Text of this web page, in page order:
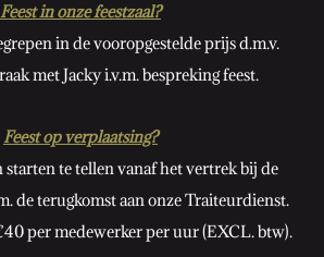
Feest in onze feestzaal?
in de vooropgestelde prijs d.m.v.
met Jacky i.v.m. bespreking feest.
Feest op verplaatsing?
te tellen vanaf het vertrek bij de
de terugkomst aan onze Traiteurdienst.
per medewerker per uur (EXCL. btw).